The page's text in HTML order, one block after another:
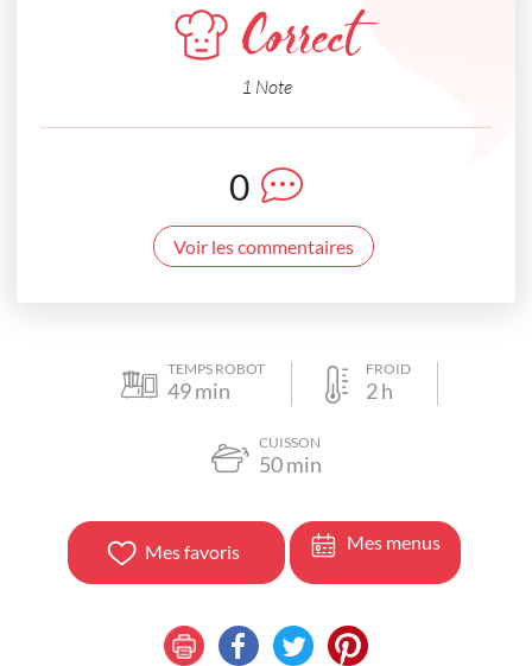
Correct
1 Note
0
Voir les commentaires
TEMPS ROBOT
49min
FROID
2h
CUISSON
50min
Mes favoris Mes menus